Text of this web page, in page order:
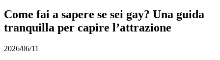
Come fai a sapere se sei gay? Una guida
tranquilla per capire l’attrazione
2026/06/11